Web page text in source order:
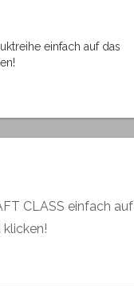
einfach auf das
CLASS einfach auf
klicken!